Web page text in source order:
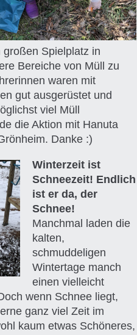
Spielplatz in
Bereiche von Müll zu
waren mit
gut ausgerüstet und
viel Müll
die Aktion mit Hanuta
Danke :)
Winterzeit ist
Schneezeit! Endlich
ist er da, der
Schnee!
Manchmal laden die
kalten,
schmuddeligen
Wintertage manch
einen vielleicht
wenn Schnee liegt,
ganz viel Zeit im
kaum etwas Schöneres,